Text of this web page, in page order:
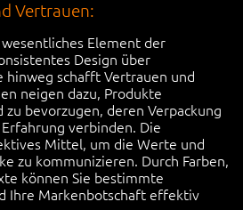
Vertrauen:
Element der
Design über
hinweg schafft Vertrauen und
neigen dazu, Produkte
bevorzugen, deren Verpackung
verbinden. Die
Mittel, um die Werte und
zu kommunizieren. Durch Farben,
können Sie bestimmte
Ihre Markenbotschaft effektiv